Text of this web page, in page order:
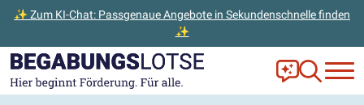
✨ Zum KI-Chat: Passgenaue Angebote in Sekundenschnelle finden
✨
Zum Hauptinhalt der Seite springen
Zur Startseite gehen Frag Ella!
Zur